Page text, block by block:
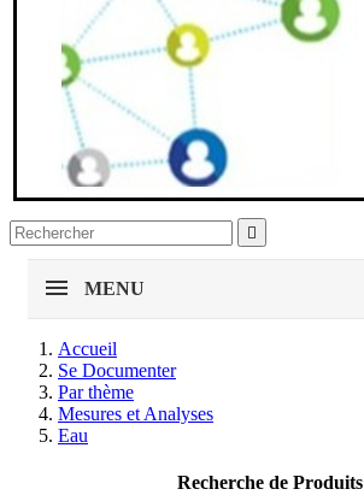

MENU
Accueil
Se Documenter
Par thème
Mesures et Analyses
Eau
Recherche de Produits